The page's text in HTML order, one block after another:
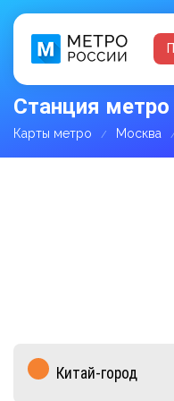
Станция метро
Карты метро Москва